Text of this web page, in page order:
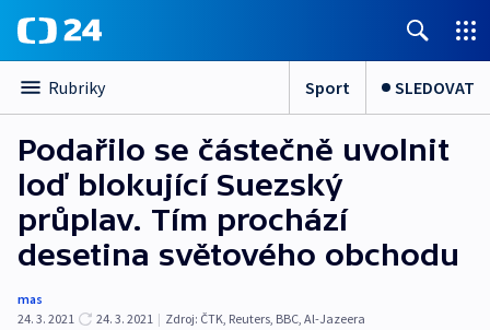
Rubriky Sport SLEDOVAT
Podařilo se částečně uvolnit
loď blokující Suezský
průplav. Tím prochází
desetina světového obchodu
mas
24. 3. 2021
24. 3. 2021 | Zdroj: ČTK, Reuters, BBC, Al-Jazeera